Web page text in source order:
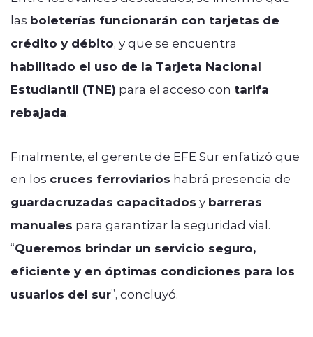
las boleterías funcionarán con tarjetas de
crédito y débito, y que se encuentra
habilitado el uso de la Tarjeta Nacional
Estudiantil (TNE) para el acceso con tarifa
rebajada.
Finalmente, el gerente de EFE Sur enfatizó que
en los cruces ferroviarios habrá presencia de
guardacruzadas capacitados y barreras
manuales para garantizar la seguridad vial.
“Queremos brindar un servicio seguro,
eficiente y en óptimas condiciones para los
usuarios del sur”, concluyó.